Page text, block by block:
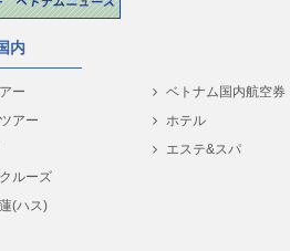
内
ー
アー
ルーズ
(ハス)
ベトナム国内航空券
ホテル
エステ&スパ